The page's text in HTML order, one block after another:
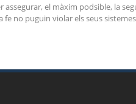
assegurar, el màxim podsible, la
no puguin violar els seus